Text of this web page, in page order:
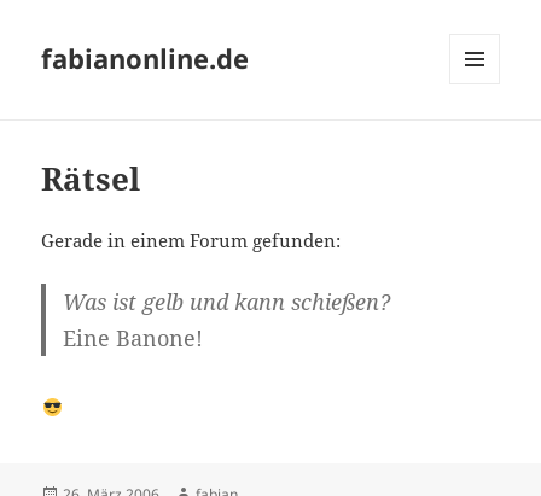
fabianonline.de
Rätsel
Gerade in einem Forum gefunden:
Was ist gelb und kann schießen?
Eine Banone!